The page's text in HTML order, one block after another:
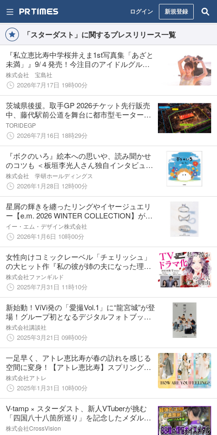
ログイン 新規登録
「スターダスト」に関するプレスリリース一覧
『私立恵比寿中学桜井えま1st写真集「あざと
未満」』9/４発売！今注目のアイドルグルー
プメンバーの10代ラスト写真集！
株式会社 宝島社
2026年7月17日 19時00分
茨城県後援。取手GP 2026チケット先行販売
中、藤代駅前公道を舞台に都市型モータース
ポーツイベントを開催へ。
TORIDEGP
2026年7月16日 18時29分
『ボクのいろ』絵本への思いや、読み聞かせ
のコツも ＜板垣李光人さん独自インタビュー
＞
株式会社 学研ホールディングス
2026年1月28日 12時00分
星屑の輝きを纏ったリングやイヤージュエリ
ー【e.m. 2026 WINTER COLLECTION】が発
売
イー・エム・デザイン株式会社
2026年1月6日 10時00分
女性向けコミックレーベル「チェリッシュ」
の大ヒット作『私の彼が姉の夫になった理
由』紙単行本が本日、7月31日（木）発売！ 8
月7日（木）からドラマ放送も開始！！
株式会社ファンギルド
2025年7月31日 11時10分
新始動！ViVi発の「愛撮Vol.1」に“龍宮城”が登
場！グループ初となるデジタルフォトブック
を3月31日より発売！
株式会社講談社
2025年3月21日 09時00分
一足早く、アトレ恵比寿が春の訪れを感じる
空間に変身！【アトレ恵比寿】スプリングプ
ロモーション開催
株式会社アトレ
2025年1月31日 10時00分
V-tamp × スターダスト、新人VTuberが挑む
「四国八十八箇所巡り」を記念したメダル販
売を開始！
株式会社CrossVision